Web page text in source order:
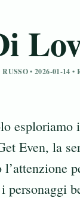
• 2026-01-14
esploriamo
Even, la
personaggi